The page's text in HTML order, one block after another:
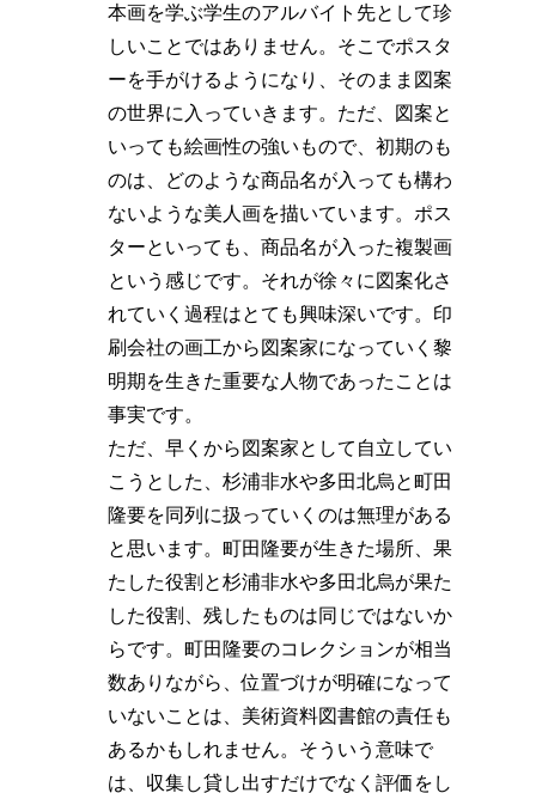
本画を学ぶ学生のアルバイト先として珍
しいことではありません。そこでポスタ
ーを手がけるようになり、そのまま図案
の世界に入っていきます。ただ、図案と
いっても絵画性の強いもので、初期のも
のは、どのような商品名が入っても構わ
ないような美人画を描いています。ポス
ターといっても、商品名が入った複製画
という感じです。それが徐々に図案化さ
れていく過程はとても興味深いです。印
刷会社の画工から図案家になっていく黎
明期を生きた重要な人物であったことは
事実です。
ただ、早くから図案家として自立してい
こうとした、杉浦非水や多田北烏と町田
隆要を同列に扱っていくのは無理がある
と思います。町田隆要が生きた場所、果
たした役割と杉浦非水や多田北烏が果た
した役割、残したものは同じではないか
らです。町田隆要のコレクションが相当
数ありながら、位置づけが明確になって
いないことは、美術資料図書館の責任も
あるかもしれません。そういう意味で
は、収集し貸し出すだけでなく評価をし